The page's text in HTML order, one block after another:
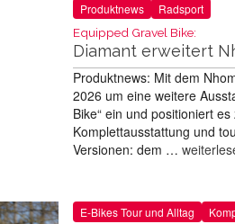
Produktnews Radsport
Equipped Gravel Bike:
Diamant erweitert
Produktnews: Mit dem
2026 um eine weitere
Bike“ ein und positioniert
Komplettausstattung und
Versionen: dem …
E-Bikes Tour und Alltag